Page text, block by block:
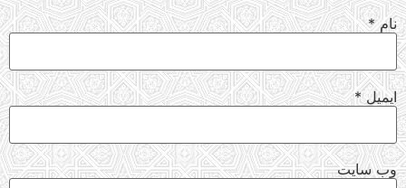
نام*
ایمیل*
وب‌ سایت